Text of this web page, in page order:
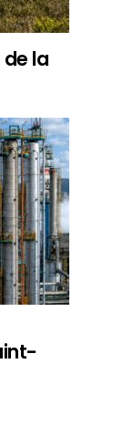
de la